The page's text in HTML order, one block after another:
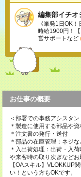
編集部イチオ
《単発1日OK
時給1900円！
営サポートなど
お仕事の概要
＜部署での事務アシスタン
＊製造に使用する部品や
＊注文書の発行・送付
＊部品の在庫管理：ネジ
＊入出荷処理：出荷・入
や来客時の取り次ぎなどお
【OAスキル】VLOKKUP
い！という方もOKです。